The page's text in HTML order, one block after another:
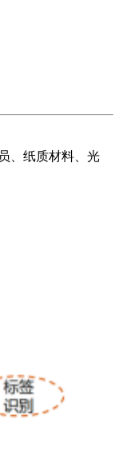
、纸质材料、光